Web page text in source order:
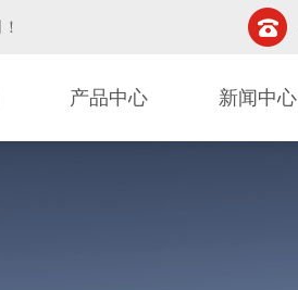
！
产品中心 新闻中心